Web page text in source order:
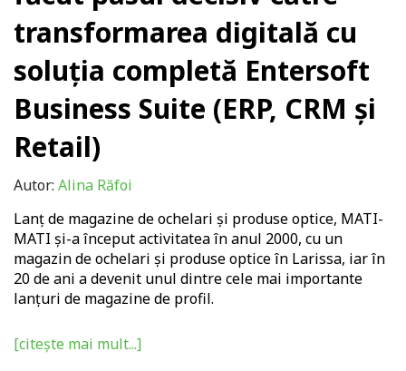
transformarea digitală cu
soluția completă Entersoft
Business Suite (ERP, CRM și
Retail)
Autor: Alina Răfoi
Lanț de magazine de ochelari și produse optice, MATI-
MATI și-a început activitatea în anul 2000, cu un
magazin de ochelari și produse optice în Larissa, iar în
20 de ani a devenit unul dintre cele mai importante
lanțuri de magazine de profil.
[citește mai mult...]